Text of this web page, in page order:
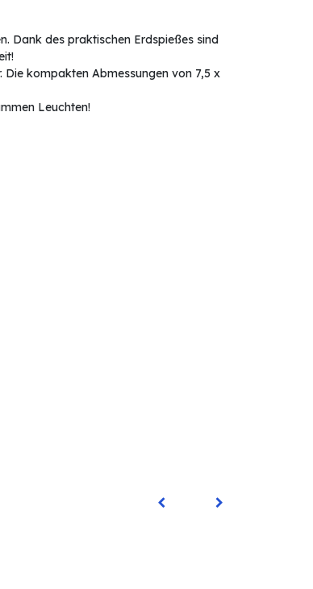
Dank des praktischen Erdspießes sind
kompakten Abmessungen von 7,5 x
Leuchten!